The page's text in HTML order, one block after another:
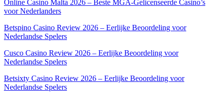
Online Casino Malta 2026 – Beste MGA-Gelicenseerde Casino’s
voor Nederlanders
Betspino Casino Review 2026 – Eerlijke Beoordeling voor
Nederlandse Spelers
Cusco Casino Review 2026 – Eerlijke Beoordeling voor
Nederlandse Spelers
Betsixty Casino Review 2026 – Eerlijke Beoordeling voor
Nederlandse Spelers